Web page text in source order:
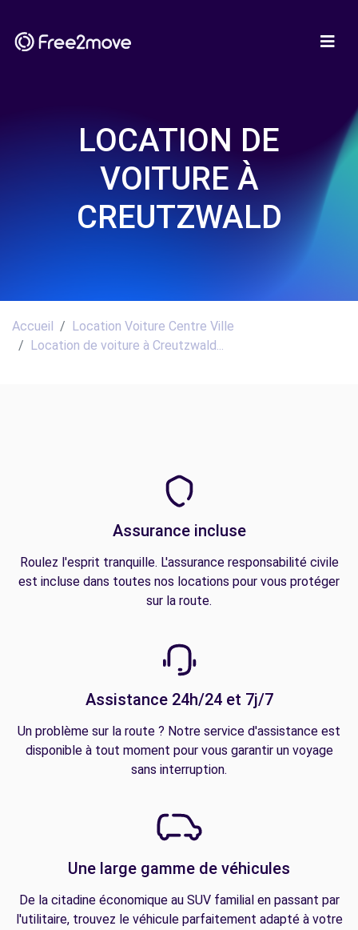
LOCATION DE
VOITURE À
CREUTZWALD
Accueil
Location Voiture Centre Ville
Location de voiture à Creutzwald...
Assurance incluse
Roulez l'esprit tranquille. L'assurance responsabilité civile
est incluse dans toutes nos locations pour vous protéger
sur la route.
Assistance 24h/24 et 7j/7
Un problème sur la route ? Notre service d'assistance est
disponible à tout moment pour vous garantir un voyage
sans interruption.
Une large gamme de véhicules
De la citadine économique au SUV familial en passant par
l'utilitaire, trouvez le véhicule parfaitement adapté à votre